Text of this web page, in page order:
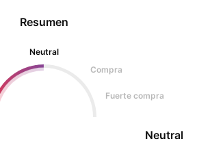
Resumen
Neutral
Compra
Fuerte compra
Neutral